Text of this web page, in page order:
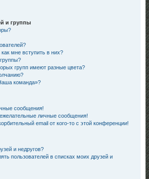
и группы
мне вступить в них?
групп имеют разные цвета?
команда»?
сообщения!
личные сообщения!
email от кого-то с этой конференции!
и недругов?
пользователей в списках моих друзей и